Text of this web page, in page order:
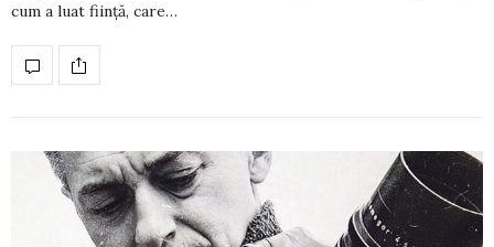
cum a luat ființă, care…